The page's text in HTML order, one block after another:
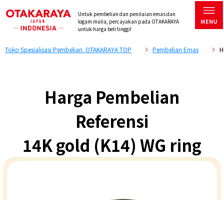
Untuk pembelian dan penilaian emas dan
logam mulia, percayakan pada OTAKARAYA
untuk harga beli tinggi!
Toko Spesialisasi Pembelian. OTAKARAYA TOP Pembelian Emas
Harga Pembelian
Referensi
14K gold (K14) WG ring